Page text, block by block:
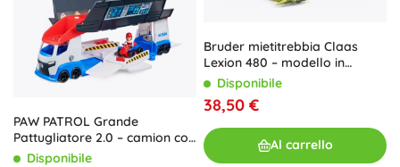
PAW PATROL Grande
Pattugliatore 2.0 – camion con
il quad di Ryder
Disponibile
Bruder mietitrebbia Claas
Lexion 480 – modello in
plastica 1:20
Disponibile
38,50 €
Al carrello